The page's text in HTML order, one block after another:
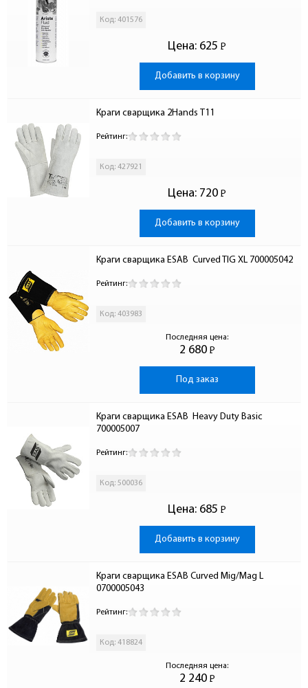
Код: 401576
Цена: 625 Р
-
Добавить в корзину
Краги сварщика 2Hands Т11
Рейтинг:
Код: 427921
Цена: 720 Р
-
Добавить в корзину
Краги сварщика ESAB  Curved TIG XL 700005042
Рейтинг:
Код: 403983
Последняя цена:
2 680 Р
-
Под заказ
Краги сварщика ESAB  Heavy Duty Basic
700005007
Рейтинг:
Код: 500036
Цена: 685 Р
-
Добавить в корзину
Краги сварщика ESAB Curved Mig/Mag L
0700005043
Рейтинг:
Код: 418824
Последняя цена:
2 240 Р
-